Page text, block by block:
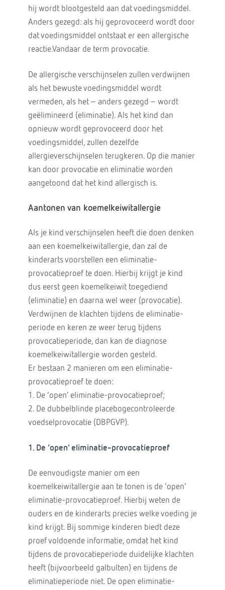
hij wordt blootgesteld aan dat voedingsmiddel.
Anders gezegd: als hij geprovoceerd wordt door
dat voedingsmiddel ontstaat er een allergische
reactie.Vandaar de term provocatie.
De allergische verschijnselen zullen verdwijnen
als het bewuste voedingsmiddel wordt
vermeden, als het – anders gezegd – wordt
geëlimineerd (eliminatie). Als het kind dan
opnieuw wordt geprovoceerd door het
voedingsmiddel, zullen dezelfde
allergieverschijnselen terugkeren. Op die manier
kan door provocatie en eliminatie worden
aangetoond dat het kind allergisch is.
Aantonen van koemelkeiwitallergie
Als je kind verschijnselen heeft die doen denken
aan een koemelkeiwitallergie, dan zal de
kinderarts voorstellen een eliminatie-
provocatieproef te doen. Hierbij krijgt je kind
dus eerst geen koemelkeiwit toegediend
(eliminatie) en daarna wel weer (provocatie).
Verdwijnen de klachten tijdens de eliminatie-
periode en keren ze weer terug tijdens
provocatieperiode, dan kan de diagnose
koemelkeiwitallergie worden gesteld.
Er bestaan 2 manieren om een eliminatie-
provocatieproef te doen:
1. De ‘open’ eliminatie-provocatieproef;
2. De dubbelblinde placebogecontroleerde
voedselprovocatie (DBPGVP).
1. De ‘open’ eliminatie-provocatieproef
De eenvoudigste manier om een
koemelkeiwitallergie aan te tonen is de ‘open’
eliminatie-provocatieproef. Hierbij weten de
ouders en de kinderarts precies welke voeding je
kind krijgt. Bij sommige kinderen biedt deze
proef voldoende informatie, omdat het kind
tijdens de provocatieperiode duidelijke klachten
heeft (bijvoorbeeld galbulten) en tijdens de
eliminatieperiode niet. De open eliminatie-